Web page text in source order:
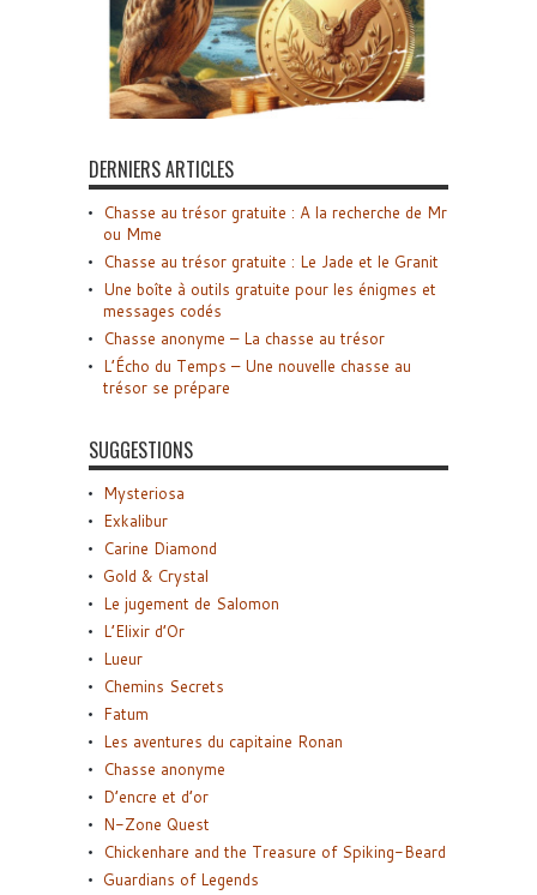
DERNIERS ARTICLES
Chasse au trésor gratuite : A la recherche de Mr
ou Mme
Chasse au trésor gratuite : Le Jade et le Granit
Une boîte à outils gratuite pour les énigmes et
messages codés
Chasse anonyme – La chasse au trésor
L’Écho du Temps – Une nouvelle chasse au
trésor se prépare
SUGGESTIONS
Mysteriosa
Exkalibur
Carine Diamond
Gold & Crystal
Le jugement de Salomon
L’Elixir d’Or
Lueur
Chemins Secrets
Fatum
Les aventures du capitaine Ronan
Chasse anonyme
D’encre et d’or
N-Zone Quest
Chickenhare and the Treasure of Spiking-Beard
Guardians of Legends